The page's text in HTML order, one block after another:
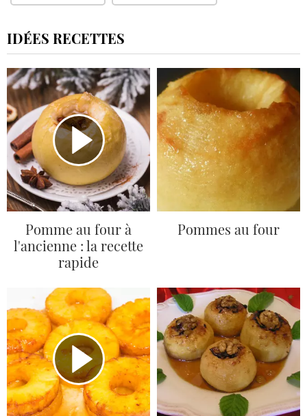
IDÉES RECETTES
Pomme au four à
l'ancienne : la recette
rapide
Pommes au four